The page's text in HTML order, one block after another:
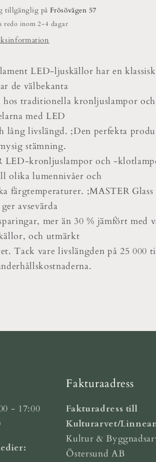
tillgänglig på Frösövägen 57
redo inom 2-4 dagar
LED-ljuskällor har en
de välbekanta
hos traditionella kronljuslampor
med LED
lång livslängd. ;Den perfekta
stämning.
LED-kronljuslampor och -
olika lumennivåer och
färgtemperaturer. ;MASTER
avsevärda
mer än 30 % jämfört med
och utmärkt
Tack vare livslängden på 25 000
- 17:00
Fakturaadress
Fakturadress till
Kulturarvet/
Kultur &
Östersund AB